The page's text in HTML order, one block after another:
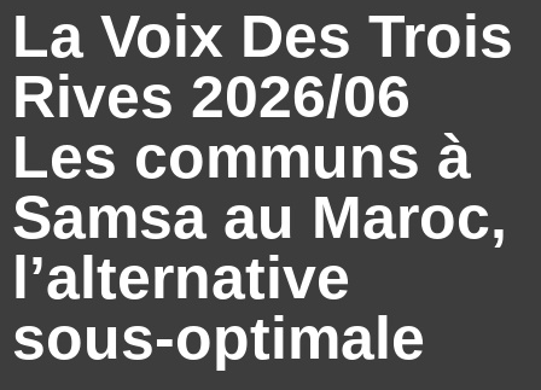
La Voix Des Trois
Rives 2026/06
Les communs à
Samsa au Maroc,
l’alternative
sous-optimale